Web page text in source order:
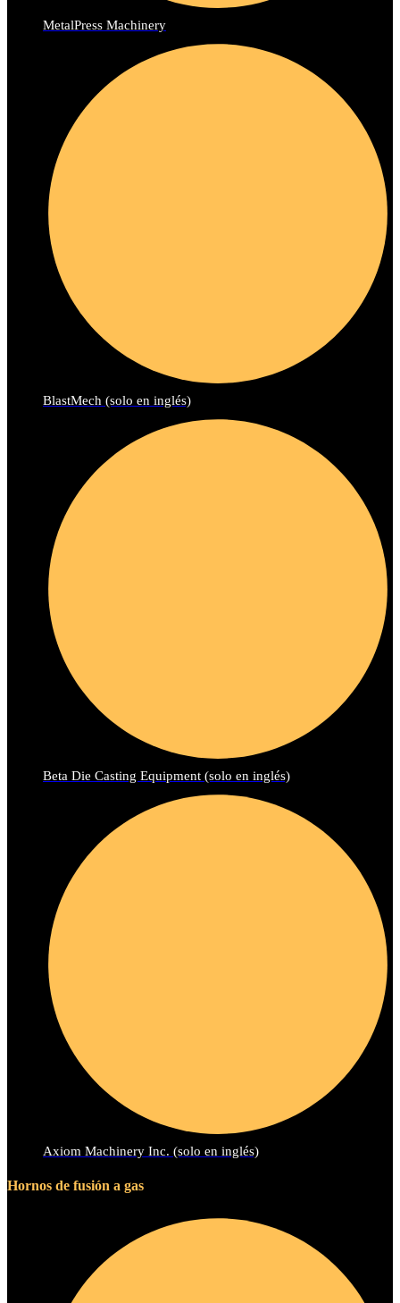
MetalPress Machinery
BlastMech (solo en inglés)
Beta Die Casting Equipment (solo en inglés)
Axiom Machinery Inc. (solo en inglés)
Hornos de fusión a gas